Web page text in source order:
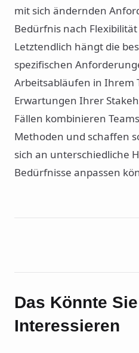
mit sich ändernden
Bedürfnis nach
Letztendlich hängt die
spezifischen
Arbeitsabläufen in Ihrem
Erwartungen Ihrer
Fällen kombinieren
Methoden und schaffen
sich an unterschiedliche
Bedürfnisse anpassen
Das Könnte
Interessieren